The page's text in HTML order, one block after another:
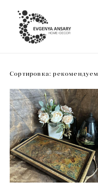
Сортировка: рекомендуем